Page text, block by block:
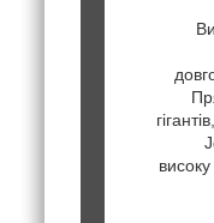
високу